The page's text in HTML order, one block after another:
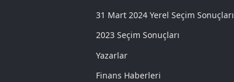
31 Mart 2024 Yerel Seçim Sonuçları
2023 Seçim Sonuçları
Yazarlar
Finans Haberleri